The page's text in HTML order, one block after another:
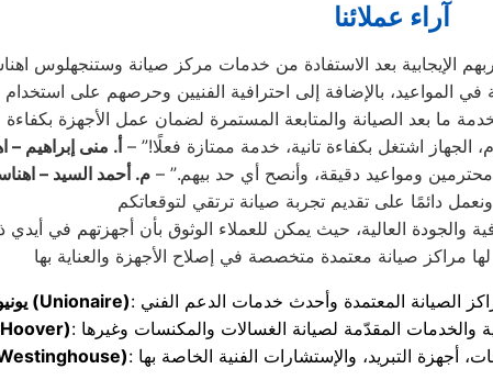
آراء عملائنا
اشتغل بكفاءة تانية، خدمة ممتازة فعلًا!” – أ. منى إبراهيم –
ومواعيد دقيقة، وأنصح أي حد بيهم.” –م. أحمد السيد –
العالية، حيث يمكن للعملاء الوثوق بأن أجهزتهم في أيدي
(Unionaire)